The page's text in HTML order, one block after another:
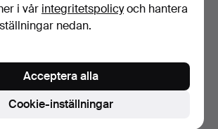
i vår integritetspolicyoch hantera
nedan.
Cookie-inställningar
Acceptera alla